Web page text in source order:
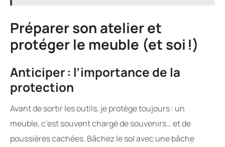
Préparer son atelier et
protéger le meuble (et soi !)
Anticiper : l’importance de la
protection
Avant de sortir les outils, je protège toujours : un
meuble, c’est souvent chargé de souvenirs… et de
poussières cachées. Bâchez le sol avec une bâche